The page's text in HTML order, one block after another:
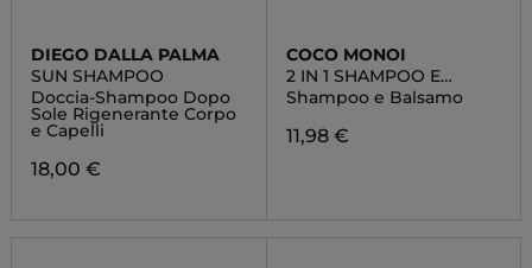
DIEGO DALLA PALMA
SUN SHAMPOO
Doccia-Shampoo Dopo
Sole Rigenerante Corpo
e Capelli
18,00 €
COCO MONOI
2 IN 1 SHAMPOO E
BALSAMO
Shampoo e Balsamo
11,98 €